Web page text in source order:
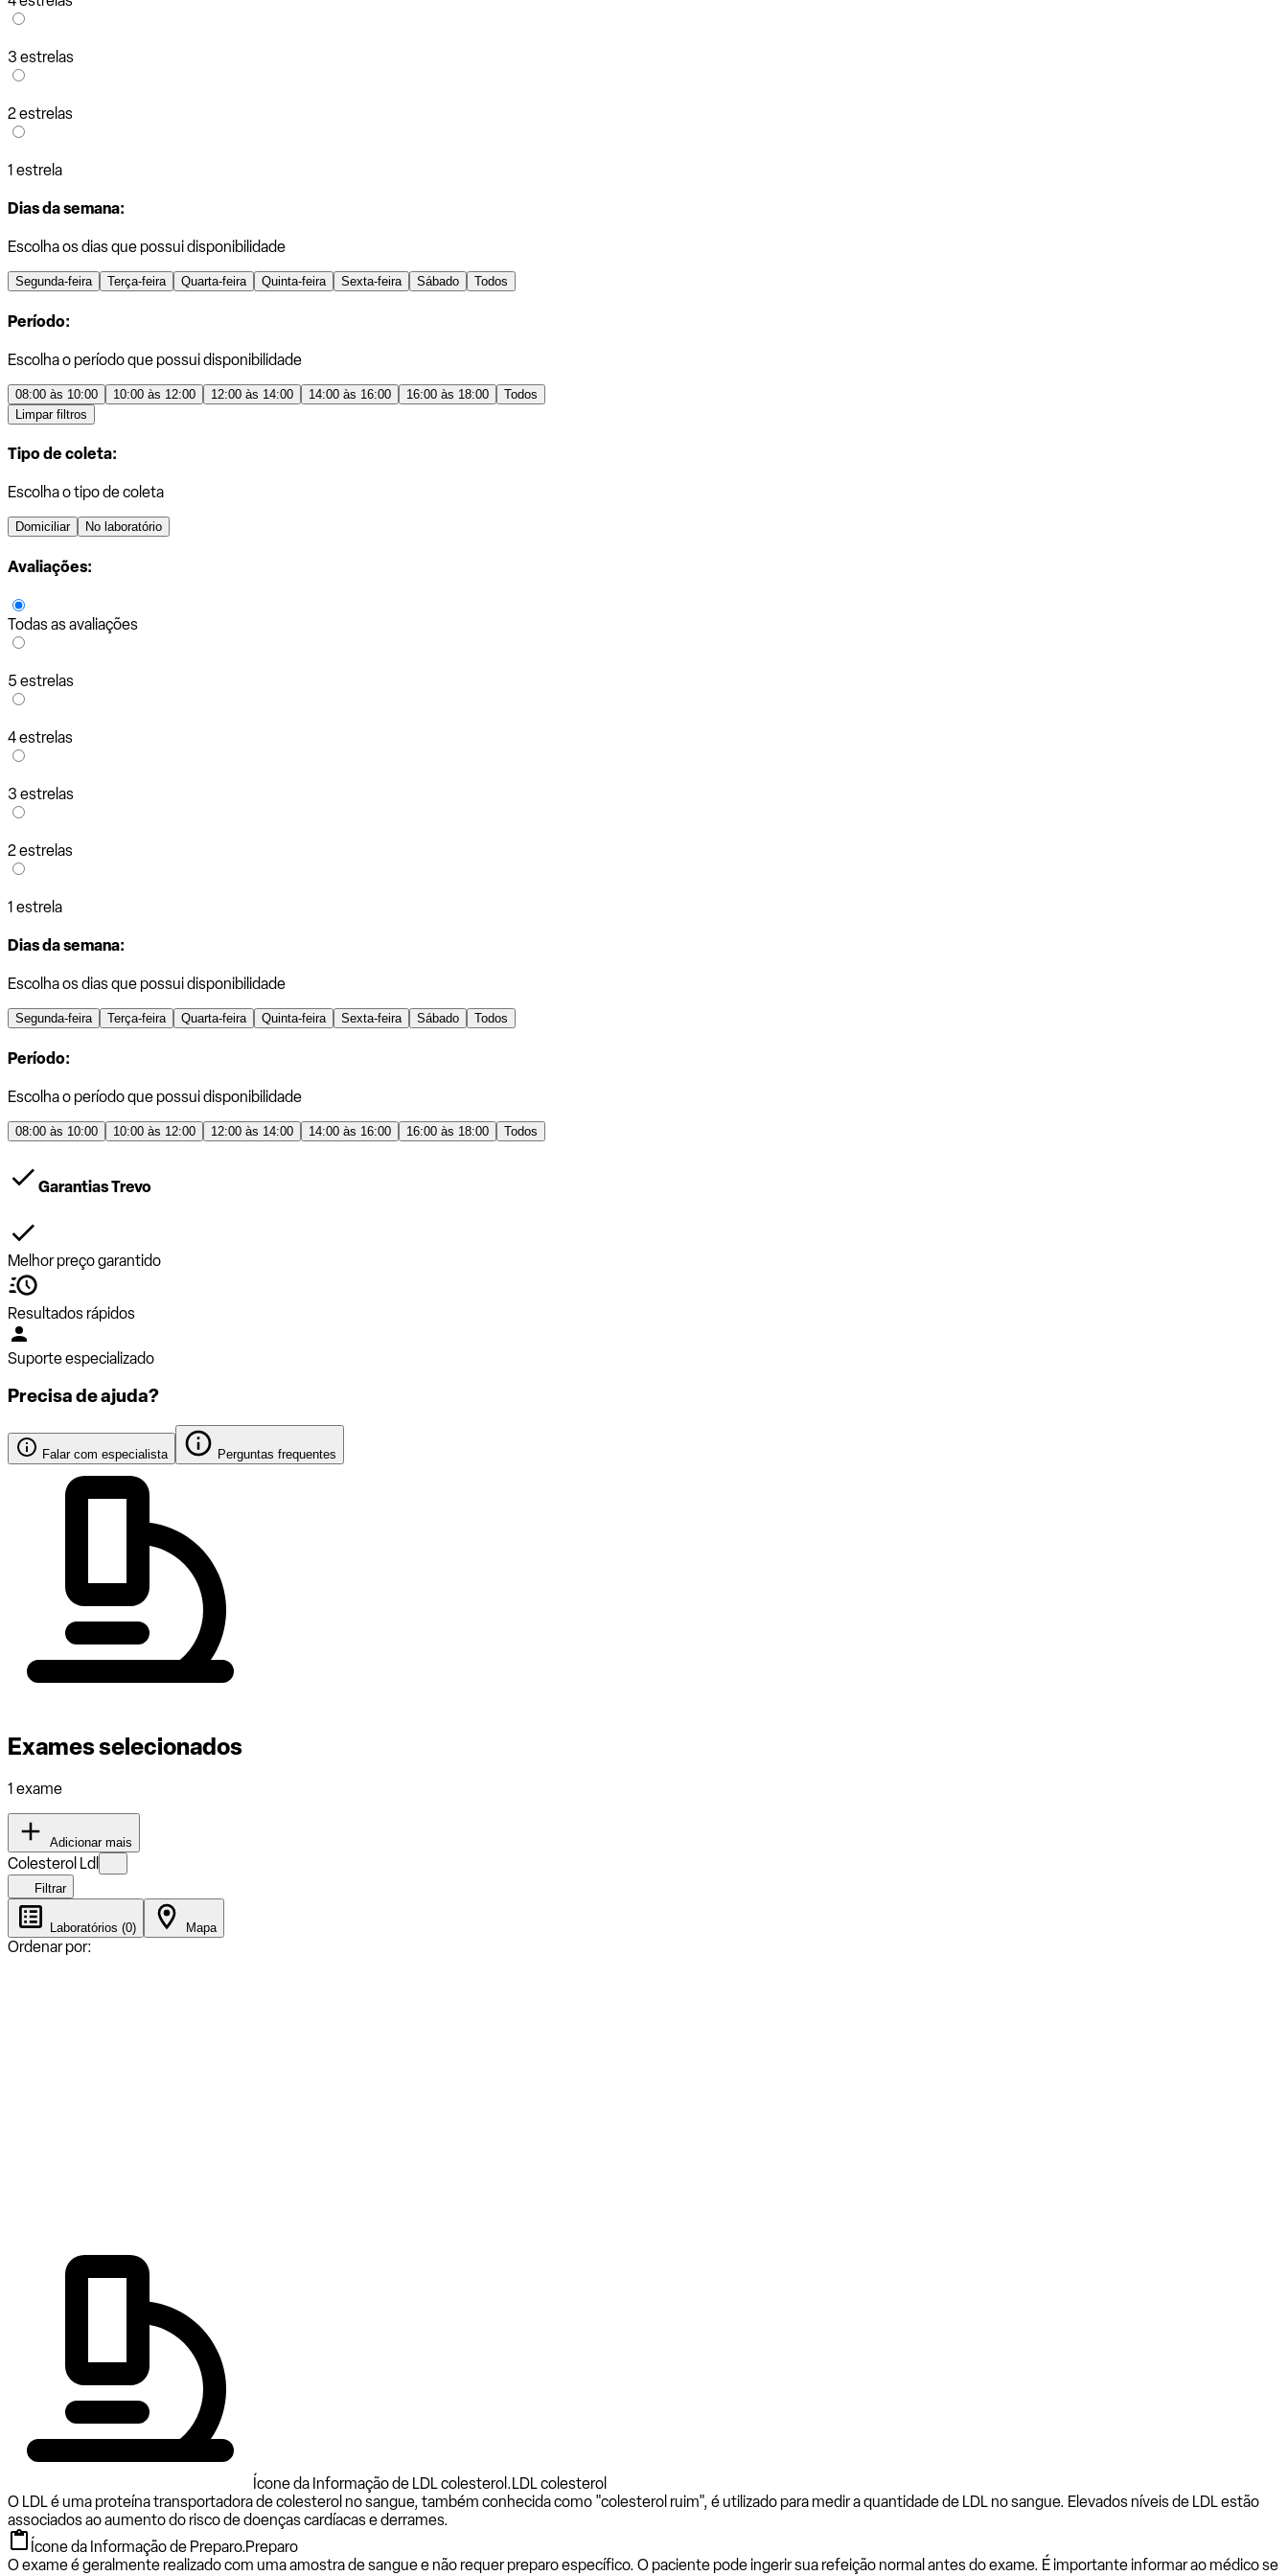
3 estrelas
2 estrelas
1 estrela
Dias da semana:
Escolha os dias que possui disponibilidade
Segunda-feira Terça-feira Quarta-feira Quinta-feira Sexta-feira Sábado Todos
Período:
Escolha o período que possui disponibilidade
08:00 às 10:00 10:00 às 12:00 12:00 às 14:00 14:00 às 16:00 16:00 às 18:00
Todos
Limpar filtros
Tipo de coleta:
Escolha o tipo de coleta
Domiciliar No laboratório
Avaliações:
Todas as avaliações
5 estrelas
4 estrelas
3 estrelas
2 estrelas
1 estrela
Dias da semana:
Escolha os dias que possui disponibilidade
Segunda-feira Terça-feira Quarta-feira Quinta-feira Sexta-feira Sábado Todos
Período:
Escolha o período que possui disponibilidade
08:00 às 10:00 10:00 às 12:00 12:00 às 14:00 14:00 às 16:00 16:00 às 18:00 Todos
Garantias Trevo
Melhor preço garantido
Resultados rápidos
Suporte especializado
Precisa de ajuda?
Falar com especialista Perguntas frequentes
Exames selecionados
1 exame
Adicionar mais
Colesterol Ldl
Filtrar
Laboratórios (0) Mapa
Ordenar por:
Ícone da Informação de LDL colesterol.LDL colesterol
O LDL é uma proteína transportadora de colesterol no sangue, também conhecida como "colesterol ruim", é utilizado para medir a quantidade de LDL no sangue. Elevados níveis de LDL estão
associados ao aumento do risco de doenças cardíacas e derrames.
Ícone da Informação de Preparo.Preparo
O exame é geralmente realizado com uma amostra de sangue e não requer preparo específico. O paciente pode ingerir sua refeição normal antes do exame. É importante informar ao médico se